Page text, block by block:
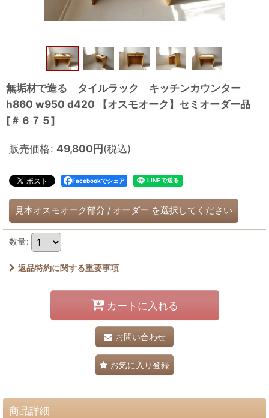
無垢材で造る タイルラック キッチンカウンター
h860 w950 d420 【オスモオーク】セミオーダー品
[＃６７５]
販売価格: 49,800円(税込)
Facebookでシェア
見本オスモオーク部分 / オーダー を選択してください
数量:
返品特約に関する重要事項
カートに入れる
お問い合わせ
お気に入り登録
商品詳細